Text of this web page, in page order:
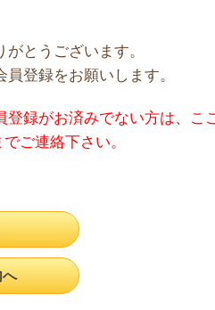
とうございます。
登録をお願いします。
録がお済みでない方は、こ
ご連絡下さい。